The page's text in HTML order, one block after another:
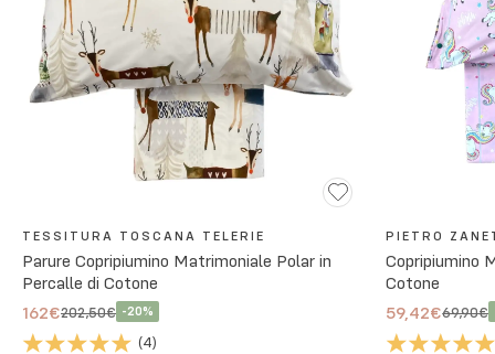
TESSITURA TOSCANA TELERIE
Parure Copripiumino Matrimoniale Polar in
Percalle di Cotone
162€202,50€ -20%
(4)
PIETRO
Copripiumino
Cotone
59,42€69,90€